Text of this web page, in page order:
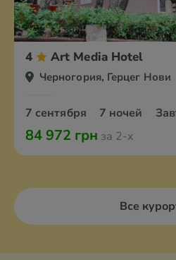
4 Art Media Hotel
Черногория, Герцег Нови
7 сентября 7 ночей
84 972 грн за 2-х
Все